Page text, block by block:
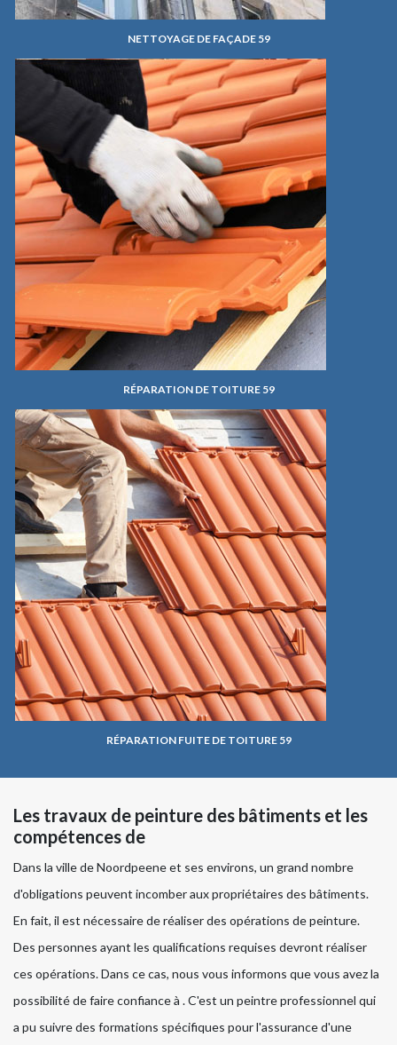
NETTOYAGE DE FAÇADE 59
RÉPARATION DE TOITURE 59
RÉPARATION FUITE DE TOITURE 59
Les travaux de peinture des bâtiments et les
compétences de
Dans la ville de Noordpeene et ses environs, un grand nombre
d'obligations peuvent incomber aux propriétaires des bâtiments.
En fait, il est nécessaire de réaliser des opérations de peinture.
Des personnes ayant les qualifications requises devront réaliser
ces opérations. Dans ce cas, nous vous informons que vous avez la
possibilité de faire confiance à . C'est un peintre professionnel qui
a pu suivre des formations spécifiques pour l'assurance d'une